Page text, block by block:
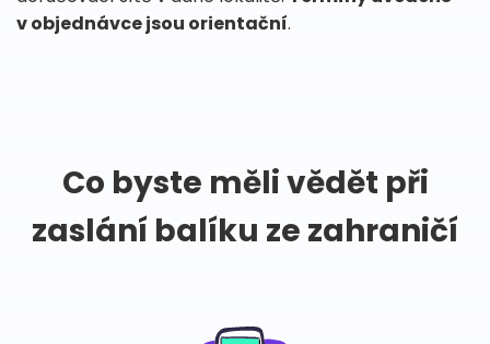
v objednávce jsou orientační.
Co byste měli vědět při
zaslání balíku ze zahraničí